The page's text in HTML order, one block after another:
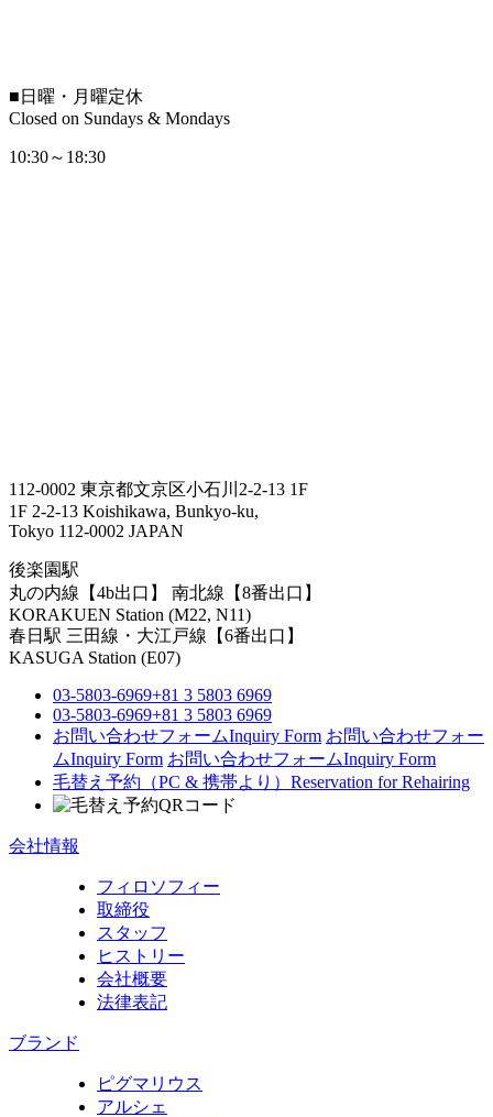
■ 日曜・月曜定休
Closed on Sundays & Mondays
10:30～18:30
112-0002 東京都文京区小石川2-2-13 1F
1F 2-2-13 Koishikawa, Bunkyo-ku,
Tokyo 112-0002 JAPAN
後楽園駅
丸の内線【4b出口】 南北線【8番出口】
KORAKUEN Station (M22, N11)
春日駅 三田線・大江戸線【6番出口】
KASUGA Station (E07)
03-5803-6969+81 3 5803 6969
03-5803-6969+81 3 5803 6969
お問い合わせフォームInquiry Form お問い合わせフォー
ムInquiry Form お問い合わせフォームInquiry Form
毛替え予約（PC & 携帯より） Reservation for Rehairing
会社情報
フィロソフィー
取締役
スタッフ
ヒストリー
会社概要
法律表記
ブランド
ピグマリウス
アルシェ